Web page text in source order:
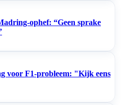
ophef: “Geen sprake
voor F1-probleem: "Kijk eens